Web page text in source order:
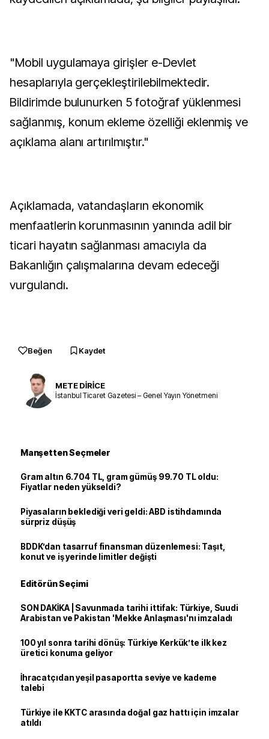
"Mobil uygulamaya girişler e-Devlet
hesaplarıyla gerçekleştirilebilmektedir.
Bildirimde bulunurken 5 fotoğraf yüklenmesi
sağlanmış, konum ekleme özelliği eklenmiş ve
açıklama alanı artırılmıştır."
Açıklamada, vatandaşların ekonomik
menfaatlerin korunmasının yanında adil bir
ticari hayatın sağlanması amacıyla da
Bakanlığın çalışmalarına devam edeceği
vurgulandı.
Beğen Kaydet
METE DİRİCE
İstanbul Ticaret Gazetesi – Genel Yayın Yönetmeni
Manşetten Seçmeler
Gram altın 6.704 TL, gram gümüş 99.70 TL oldu:
Fiyatlar neden yükseldi?
Piyasaların beklediği veri geldi: ABD istihdamında
sürpriz düşüş
BDDK’dan tasarruf finansman düzenlemesi: Taşıt,
konut ve iş yerinde limitler değişti
Editörün Seçimi
SON DAKİKA | Savunmada tarihi ittifak: Türkiye, Suudi
Arabistan ve Pakistan 'Mekke Anlaşması'nı imzaladı
100 yıl sonra tarihi dönüş: Türkiye Kerkük’te ilk kez
üretici konuma geliyor
İhracatçıdan yeşil pasaportta seviye ve kademe
talebi
Türkiye ile KKTC arasında doğal gaz hattı için imzalar
atıldı